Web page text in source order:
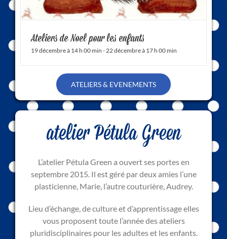
Ateliers de Noel pour les enfants
19 décembre à 14 h 00 min -22 décembre à 17 h 00 min
ATELIERS & EVENEMENTS
atelier Pétula Green
L’atelier Pétula Green a ouvert ses portes en
septembre 2015. Il est géré par deux amies l’une
plasticienne, Marie, l’autre couturière, Audrey.
Lieu d’échange, de culture et d’apprentissage elles
vous proposent toute l’année des ateliers
pluridisciplinaires pour les adultes et les enfants.